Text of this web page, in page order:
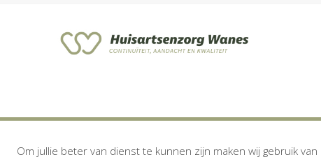
Om jullie beter van dienst te kunnen zijn maken wij gebruik van